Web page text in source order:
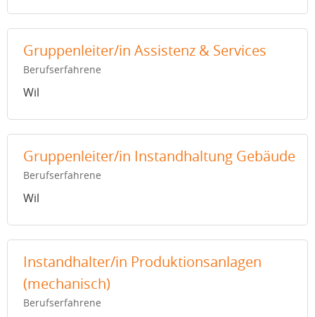
Gruppenleiter/in Assistenz & Services
Berufserfahrene
Wil
Gruppenleiter/in Instandhaltung Gebäude
Berufserfahrene
Wil
Instandhalter/in Produktionsanlagen
(mechanisch)
Berufserfahrene